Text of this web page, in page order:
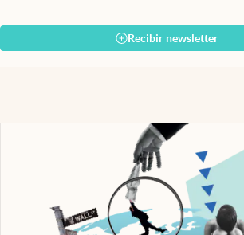
Recibir newsletter